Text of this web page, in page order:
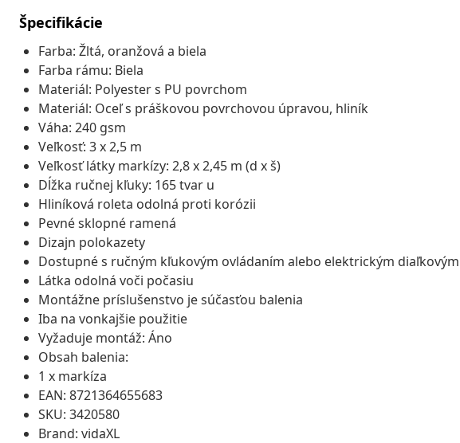
Špecifikácie
Farba: Žltá, oranžová a biela
Farba rámu: Biela
Materiál: Polyester s PU povrchom
Materiál: Oceľ s práškovou povrchovou úpravou, hliník
Váha: 240 gsm
Veľkosť: 3 x 2,5 m
Veľkosť látky markízy: 2,8 x 2,45 m (d x š)
Dĺžka ručnej kľuky: 165 tvar u
Hliníková roleta odolná proti korózii
Pevné sklopné ramená
Dizajn polokazety
Dostupné s ručným kľukovým ovládaním alebo elektrickým
Látka odolná voči počasiu
Montážne príslušenstvo je súčasťou balenia
Iba na vonkajšie použitie
Vyžaduje montáž: Áno
Obsah balenia:
1 x markíza
EAN: 8721364655683
SKU: 3420580
Brand: vidaXL